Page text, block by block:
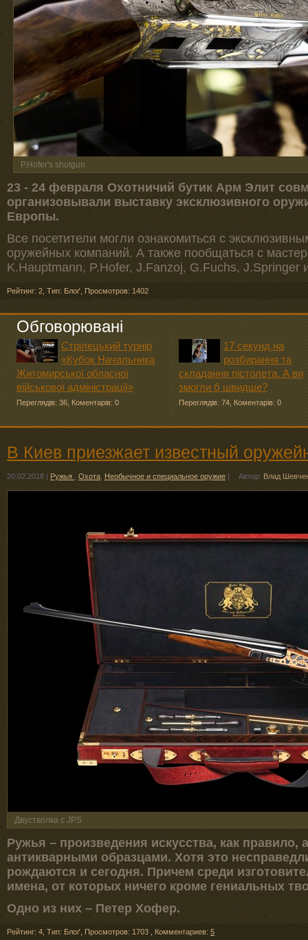
P.Hofer's shotgun
23 - 24 февраля Охотничий бутик Арм Элит
организовывали выставку эксклюзивного
Европы.
Все посетители могли ознакомиться с
оружейных компаний. А также пообщаться с
K.Hauptmann, P.Hofer, J.Fanzoj, G.Fuchs, J.Springer
Рейтинг: 2 Тип: Блоґ Просмотров: 1402
Обговорювані
Стрілецький турнір
«Кубок Начальника
Житомирської обласної
військової адміністрації»
Переглядів: 36 Коментарів: 0
17 секунд на
розбирання та
складання пістолета. А ви
змогли б швидше?
Переглядів: 74 Коментарів: 0
В Киев приезжает известный
20.02.2018 | Ружья Охота Необычное и специальное оружие | Автор: Влад
Двустволка с JPS
Ружья – произведения искусства, как правило,
антикварными образцами. Хотя это
рождаются и сегодня. Причем среди
имена, от которых ничего кроме гениальных
Одно из них – Петер Хофер.
Рейтинг: 4 Тип: Блоґ Просмотров: 1703 Комментариев: 5